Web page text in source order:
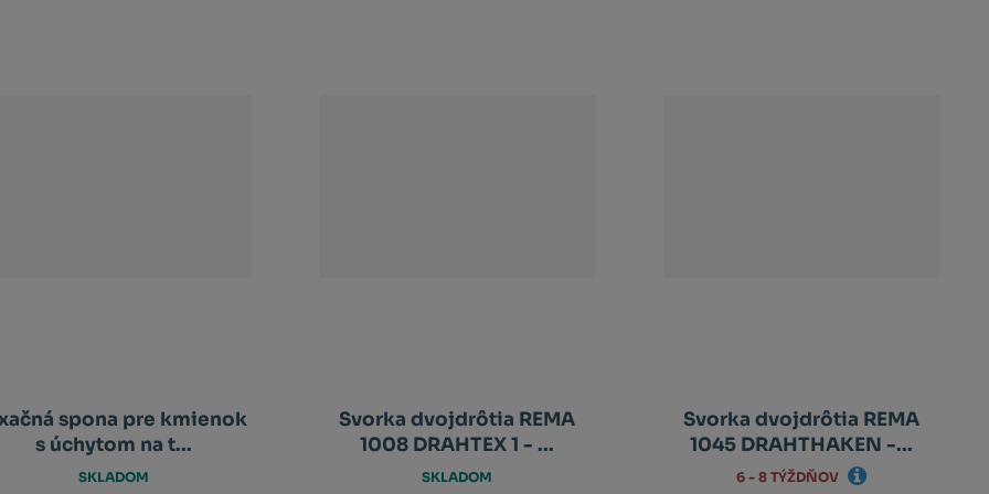
spona pre kmienok
s úchytom na t...
SKLADOM
Svorka dvojdrôtia REMA
1008 DRAHTEX 1 - ...
SKLADOM
Svorka dvojdrôtia REMA
1045 DRAHTHAKEN -...
6 - 8 TÝŽDŇOV